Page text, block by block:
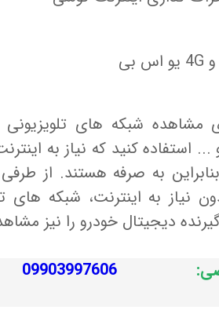
و 4G یو اس بی
شبکه های تلویزیونی
... استفاده کنید که نیاز به
به صرفه هستند. از
نیاز به اینترنت، شبکه های
دیجیتال خودرو را نیز